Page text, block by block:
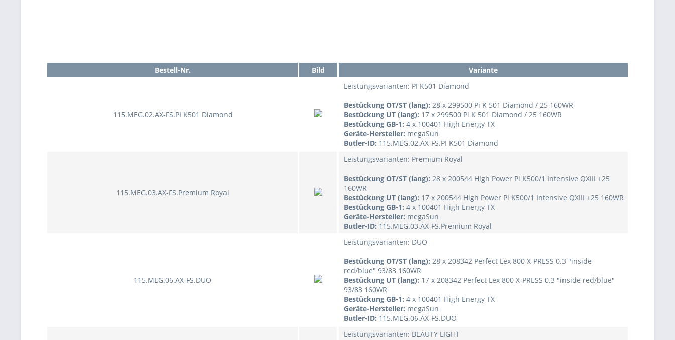
Bestell-Nr. Bild Variante
115.MEG.02.AX-FS.PI K501 Diamond
Leistungsvarianten: PI K501 Diamond
Bestückung OT/ST (lang): 28 x 299500 Pi K 501 Diamond / 25 160WR
Bestückung UT (lang): 17 x 299500 Pi K 501 Diamond / 25 160WR
Bestückung GB-1: 4 x 100401 High Energy TX
Geräte-Hersteller: megaSun
Butler-ID: 115.MEG.02.AX-FS.PI K501 Diamond
115.MEG.03.AX-FS.Premium Royal
Leistungsvarianten: Premium Royal
Bestückung OT/ST (lang): 28 x 200544 High Power Pi K500/1 Intensive QXIII +25
160WR
Bestückung UT (lang): 17 x 200544 High Power Pi K500/1 Intensive QXIII +25 160WR
Bestückung GB-1: 4 x 100401 High Energy TX
Geräte-Hersteller: megaSun
Butler-ID: 115.MEG.03.AX-FS.Premium Royal
115.MEG.06.AX-FS.DUO
Leistungsvarianten: DUO
Bestückung OT/ST (lang): 28 x 208342 Perfect Lex 800 X-PRESS 0.3 "inside
red/blue" 93/83 160WR
Bestückung UT (lang): 17 x 208342 Perfect Lex 800 X-PRESS 0.3 "inside red/blue"
93/83 160WR
Bestückung GB-1: 4 x 100401 High Energy TX
Geräte-Hersteller: megaSun
Butler-ID: 115.MEG.06.AX-FS.DUO
Leistungsvarianten: BEAUTY LIGHT